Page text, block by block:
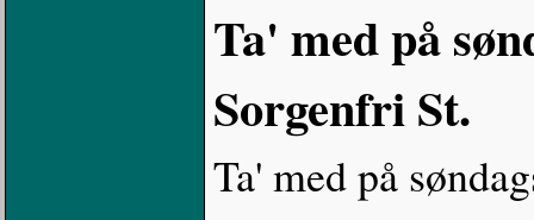
Ta' med på
Sorgenfri St.
Ta' med på